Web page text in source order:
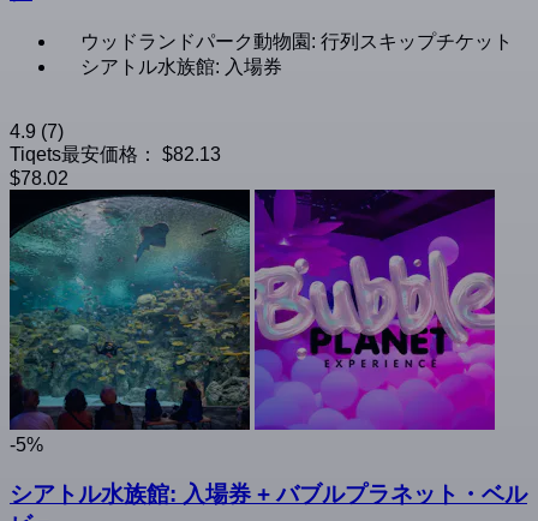
ウッドランドパーク動物園: 行列スキップチケット
シアトル水族館: 入場券
4.9 (7)
Tiqets最安価格：
$82.13
$78.02
-5%
シアトル水族館: 入場券 + バブルプラネット・ベル